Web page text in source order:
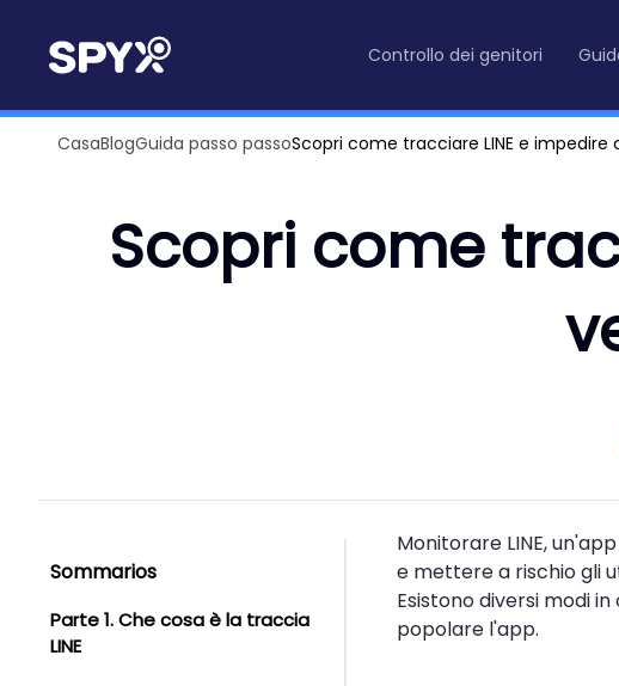
Controllo dei genitori
CasaBlogGuida passo passoScopri come tracciare LINE e impedire
Scopri come
Sommarios
Parte 1. Che cosa è la traccia
LINE
Monitorare LINE,
e mettere a rischio gli
Esistono diversi modi
popolare l'app.